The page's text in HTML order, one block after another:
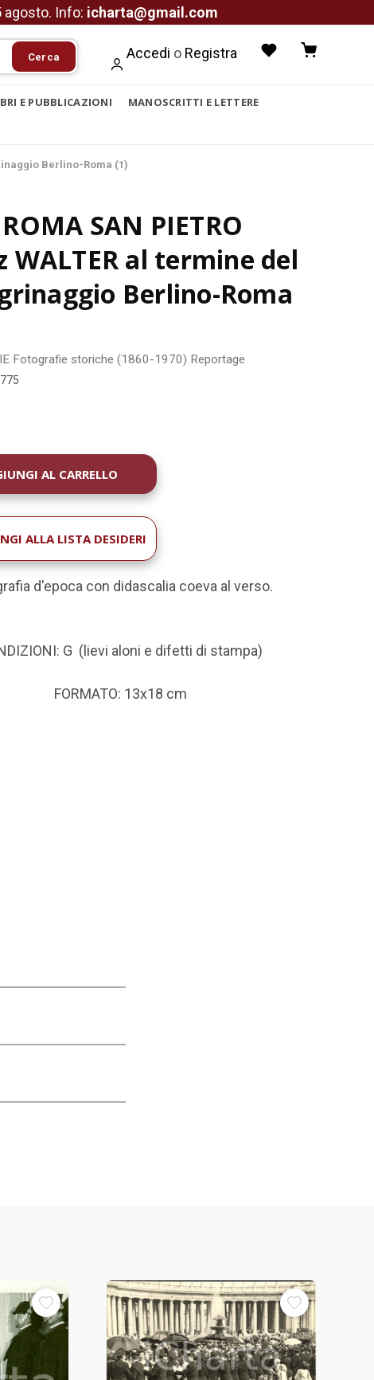
agosto. Info: icharta@gmail.com
Cerca Accedi o Registra
E PUBBLICAZIONI
MANOSCRITTI E LETTERE
Berlino-Roma (1)
SAN PIETRO
WALTER al termine del
Berlino-Roma
Fotografie storiche (1860-1970) Reportage
ALLA LISTA DESIDERI
d'epoca con didascalia coeva al verso.
G (lievi aloni e difetti di stampa)
FORMATO: 13x18 cm